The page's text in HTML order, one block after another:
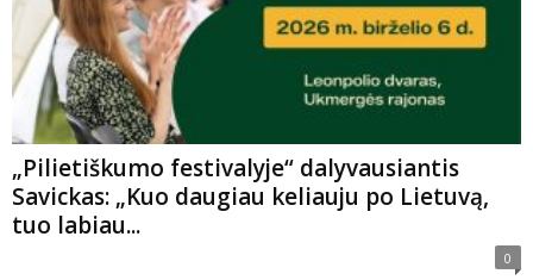
„Pilietiškumo festivalyje“ dalyvausiantis
Savickas: „Kuo daugiau keliauju po Lietuvą,
tuo labiau...
0